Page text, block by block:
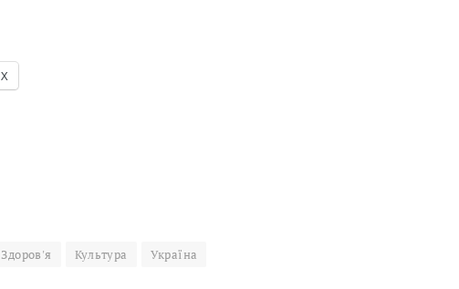
X
Здоров'я Культура Україна